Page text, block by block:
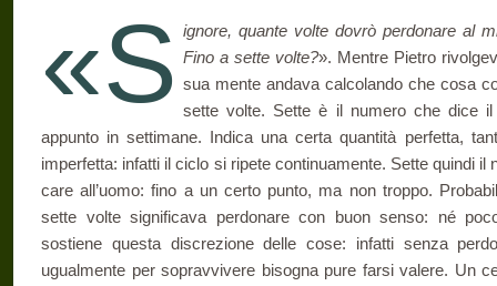
«S ignore, quante volte dovrò perdonare al
Fino a sette volte?». Mentre Pietro
sua mente andava calcolando che cosa
sette volte. Sette è il numero che dice
appunto in settimane. Indica una certa quantità perfetta,
imperfetta: infatti il ciclo si ripete continuamente. Sette quindi
care all’uomo: fino a un certo punto, ma non troppo.
sette volte significava perdonare con buon senso: né
sostiene questa discrezione delle cose: in­fatti senza
ugualmente per so­pravvivere bisogna pure farsi valere. Un